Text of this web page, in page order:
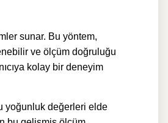
sunar. Bu yöntem,
ve ölçüm doğruluğu
kolay bir deneyim
yoğunluk değerleri elde